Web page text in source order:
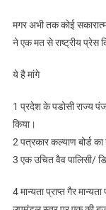
मगर अभी तक कोई
ने एक मत से राष्ट्रीय प्रेस
ये है मांगे
1 प्रदेश के पडोसी राज्य
किया।
2 पत्रकार कल्याण बोर्ड
3 एक उचित वैव पालिसी/
4 मान्यता प्राप्त गैर